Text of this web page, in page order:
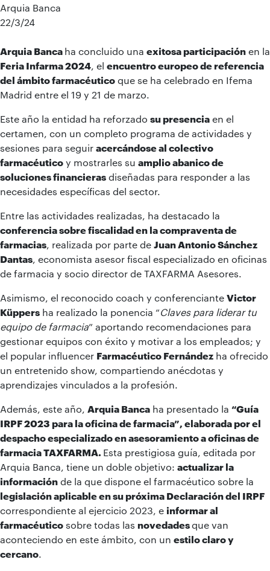
Arquia Banca
22/3/24
Arquia Banca ha concluido una exitosa participación en la
Feria Infarma 2024 , el encuentro europeo de referencia
del ámbito farmacéutico que se ha celebrado en Ifema
Madrid entre el 19 y 21 de marzo.
Este año la entidad ha reforzado su presencia en el
certamen, con un completo programa de actividades y
sesiones para seguir acercándose al colectivo
farmacéutico y mostrarles su amplio abanico de
soluciones financieras diseñadas para responder a las
necesidades específicas del sector.
Entre las actividades realizadas, ha destacado la
conferencia sobre fiscalidad en la compraventa de
farmacias , realizada por parte de Juan Antonio Sánchez
Dantas , economista asesor fiscal especializado en oficinas
de farmacia y socio director de TAXFARMA Asesores.
Asimismo, el reconocido coach y conferenciante Victor
Küppers ha realizado la ponencia “Claves para liderar tu
equipo de farmacia” aportando recomendaciones para
gestionar equipos con éxito y motivar a los empleados; y
el popular influencer Farmacéutico Fernández ha ofrecido
un entretenido show, compartiendo anécdotas y
aprendizajes vinculados a la profesión.
Además, este año, Arquia Banca ha presentado la “Guía
IRPF 2023 para la oficina de farmacia”, elaborada por el
despacho especializado en asesoramiento a oficinas de
farmacia TAXFARMA. Esta prestigiosa guía, editada por
Arquia Banca, tiene un doble objetivo: actualizar la
información de la que dispone el farmacéutico sobre la
legislación aplicable en su próxima Declaración del IRPF
correspondiente al ejercicio 2023, e informar al
farmacéutico sobre todas las novedadesque van
aconteciendo en este ámbito, con un estilo claro y
cercano